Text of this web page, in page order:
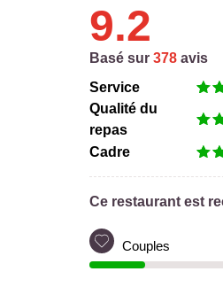
9.2
Basé sur 378 avis
Service
Qualité du
repas
Cadre
Ce restaurant est
Couples